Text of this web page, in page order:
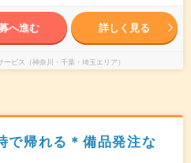
へ進む 詳しく見る
ビス（神奈川・千葉・埼玉エリア）
で帰れる＊備品発注な